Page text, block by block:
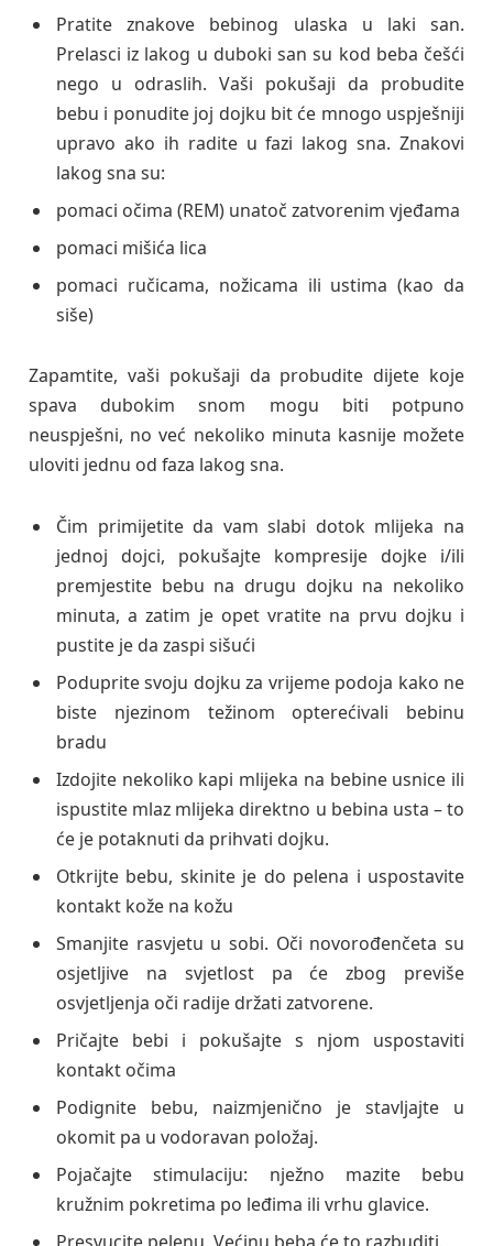
Pratite znakove bebinog ulaska u laki san.
Prelasci iz lakog u duboki san su kod beba češći
nego u odraslih. Vaši pokušaji da probudite
bebu i ponudite joj dojku bit će mnogo uspješniji
upravo ako ih radite u fazi lakog sna. Znakovi
lakog sna su:
pomaci očima (REM) unatoč zatvorenim vjeđama
pomaci mišića lica
pomaci ručicama, nožicama ili ustima (kao da
siše)
Zapamtite, vaši pokušaji da probudite dijete koje
spava dubokim snom mogu biti potpuno
neuspješni, no već nekoliko minuta kasnije možete
uloviti jednu od faza lakog sna.
Čim primijetite da vam slabi dotok mlijeka na
jednoj dojci, pokušajte kompresije dojke i/ili
premjestite bebu na drugu dojku na nekoliko
minuta, a zatim je opet vratite na prvu dojku i
pustite je da zaspi sišući
Poduprite svoju dojku za vrijeme podoja kako ne
biste njezinom težinom opterećivali bebinu
bradu
Izdojite nekoliko kapi mlijeka na bebine usnice ili
ispustite mlaz mlijeka direktno u bebina usta – to
će je potaknuti da prihvati dojku.
Otkrijte bebu, skinite je do pelena i uspostavite
kontakt kože na kožu
Smanjite rasvjetu u sobi. Oči novorođenčeta su
osjetljive na svjetlost pa će zbog previše
osvjetljenja oči radije držati zatvorene.
Pričajte bebi i pokušajte s njom uspostaviti
kontakt očima
Podignite bebu, naizmjenično je stavljajte u
okomit pa u vodoravan položaj.
Pojačajte stimulaciju: nježno mazite bebu
kružnim pokretima po leđima ili vrhu glavice.